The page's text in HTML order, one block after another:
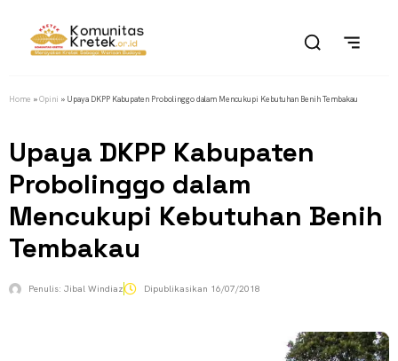
Home »Opini » Upaya DKPP Kabupaten Probolinggo dalam Mencukupi Kebutuhan Benih Tembakau
Upaya DKPP Kabupaten
Probolinggo dalam
Mencukupi Kebutuhan Benih
Tembakau
Penulis: Jibal Windiaz Dipublikasikan 16/07/2018